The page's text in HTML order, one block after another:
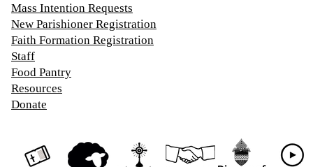
Mass Intention Requests
New Parishioner Registration
Faith Formation Registration
Staff
Food Pantry
Resources
Donate